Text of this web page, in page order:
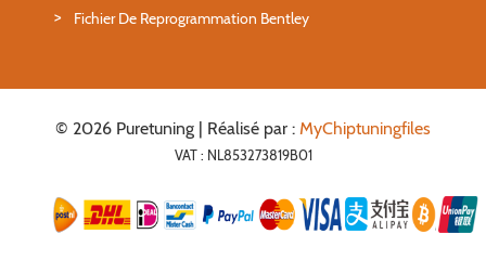
Fichier De Reprogrammation Bentley
© 2026 Puretuning | Réalisé par : MyChiptuningfiles
VAT : NL853273819B01